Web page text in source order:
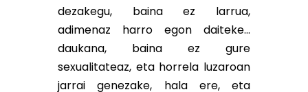
dezakegu, baina ez larrua,
adimenaz harro egon daiteke…
daukana, baina ez gure
sexualitateaz, eta horrela luzaroan
jarrai genezake, hala ere, eta